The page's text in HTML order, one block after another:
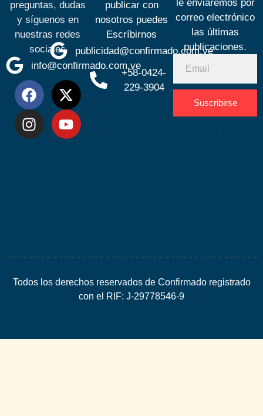
preguntas, dudas
y síguenos en
nuestras redes
sociales
info@confirmado.com.ve
publicar con
nosotros puedes
Escríbirnos
publicidad@confirmado.com.ve
+58-0424-
229-3904
le enviaremos por
correo electrónico
las últimas
publicaciones.
Suscribirse
Todos los derechos reservados de Confirmado registrado
con el RIF: J-29778546-9